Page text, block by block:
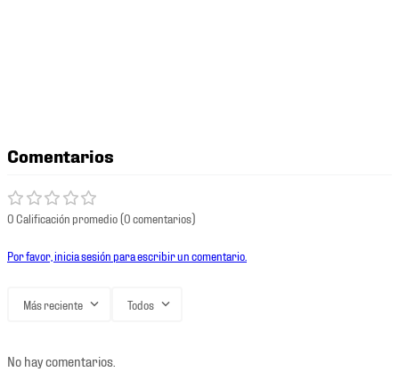
Comentarios
0 Calificación promedio(0 comentarios)
Por favor, inicia sesión para escribir un comentario.
Más reciente Todos
No hay comentarios.